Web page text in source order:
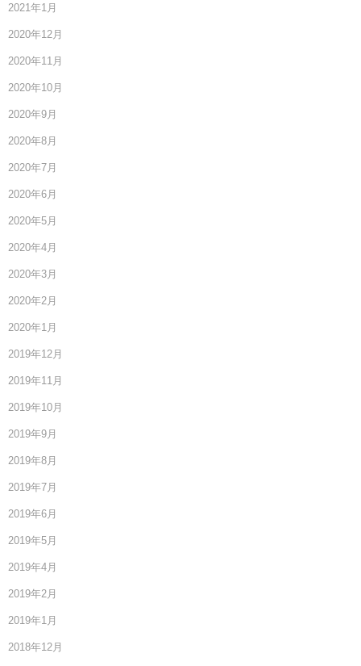
2021年1月
2020年12月
2020年11月
2020年10月
2020年9月
2020年8月
2020年7月
2020年6月
2020年5月
2020年4月
2020年3月
2020年2月
2020年1月
2019年12月
2019年11月
2019年10月
2019年9月
2019年8月
2019年7月
2019年6月
2019年5月
2019年4月
2019年2月
2019年1月
2018年12月